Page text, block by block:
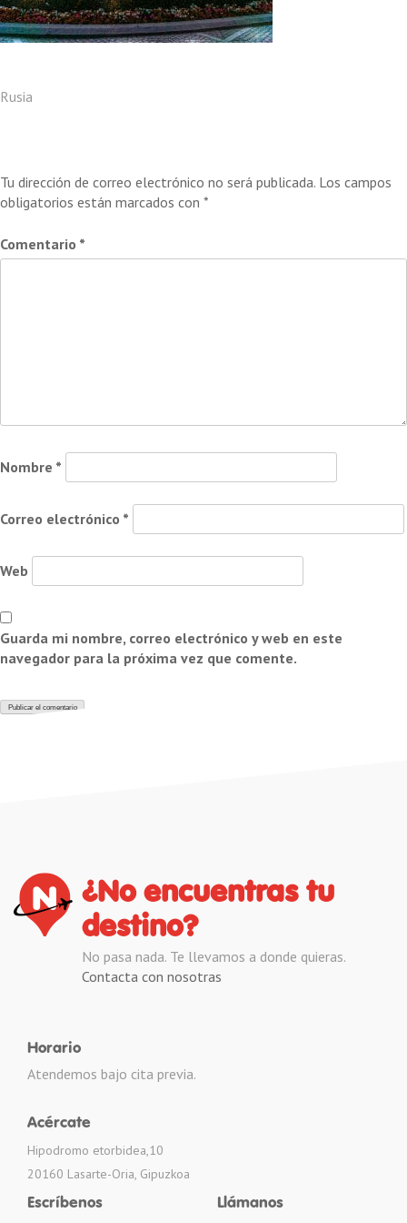
Navegación
Rusia
Tu dirección de correo electrónico no será publicada. Los campos
obligatorios están marcados con *
Comentario *
Nombre *
Correo electrónico *
Web
Guarda mi nombre, correo electrónico y web en este
navegador para la próxima vez que comente.
¿No encuentras tu
destino?
No pasa nada. Te llevamos a donde quieras.
Contacta con nosotras
Horario
Atendemos bajo cita previa.
Acércate
Hipodromo etorbidea,10
20160 Lasarte-Oria, Gipuzkoa
Escríbenos Llámanos